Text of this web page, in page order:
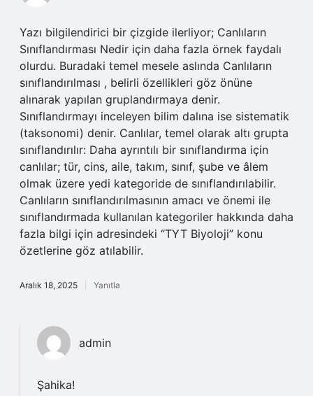
Yazı bilgilendirici bir çizgide ilerliyor; Canlıların
Sınıflandırması Nedir için daha fazla örnek faydalı
olurdu. Buradaki temel mesele aslında Canlıların
sınıflandırılması , belirli özellikleri göz önüne
alınarak yapılan gruplandırmaya denir.
Sınıflandırmayı inceleyen bilim dalına ise sistematik
(taksonomi) denir. Canlılar, temel olarak altı grupta
sınıflandırılır: Daha ayrıntılı bir sınıflandırma için
canlılar; tür, cins, aile, takım, sınıf, şube ve âlem
olmak üzere yedi kategoride de sınıflandırılabilir.
Canlıların sınıflandırılmasının amacı ve önemi ile
sınıflandırmada kullanılan kategoriler hakkında daha
fazla bilgi için adresindeki “TYT Biyoloji” konu
özetlerine göz atılabilir.
Aralık 18, 2025 Yanıtla
admin
Şahika!